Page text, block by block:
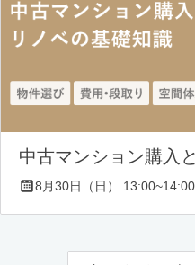
中古マンション購入
8月30日（日） 13:00~14:00